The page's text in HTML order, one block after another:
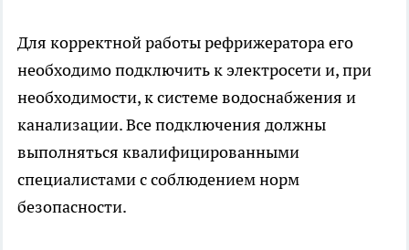
Для корректной работы рефрижератора его
необходимо подключить к электросети и, при
необходимости, к системе водоснабжения и
канализации. Все подключения должны
выполняться квалифицированными
специалистами с соблюдением норм
безопасности.